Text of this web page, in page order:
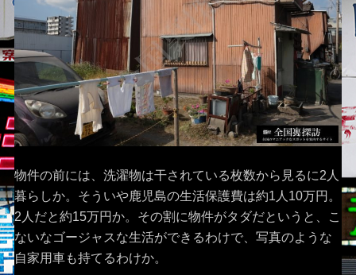
物件の前には、洗濯物は干されている枚数から見るに2人
暮らしか。そういや鹿児島の生活保護費は約1人10万円。
2人だと約15万円か。その割に物件がタダだというと、こ
ないなゴージャスな生活ができるわけで、写真のような
自家用車も持てるわけか。